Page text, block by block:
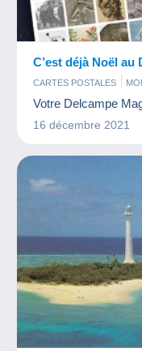
C’est déjà Noël au
CARTES POSTALES
TIMBRES
Votre Delcampe
16 décembre 2021